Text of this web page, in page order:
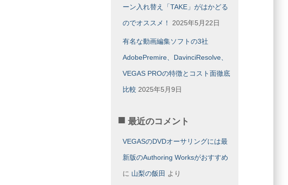
ーン入れ替え「TAKE」がはかどる
のでオススメ！ 2025年5月22日
有名な動画編集ソフトの3社
AdobePremire、DavinciResolve、
VEGAS PROの特徴とコスト面徹底
比較 2025年5月9日
最近のコメント
VEGASのDVDオーサリングには最
新版のAuthoring Worksがおすすめ
に 山梨の飯田 より